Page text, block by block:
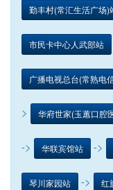
勤丰村(常汇生活广场)
市民卡中心人武部站
广播电视总台(常熟电
> 华府世家(玉蕙口腔
-> 华联宾馆站 ->
琴川家园站 -> 红